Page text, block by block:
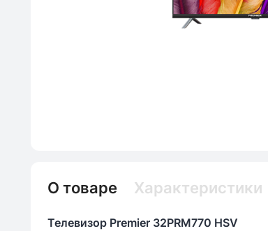
О товаре Характеристики
Телевизор Premier 32PRM770 HSV